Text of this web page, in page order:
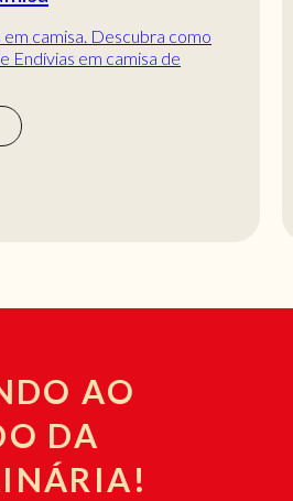
camisa. Descubra como
Endívias em camisa de
AO
DA